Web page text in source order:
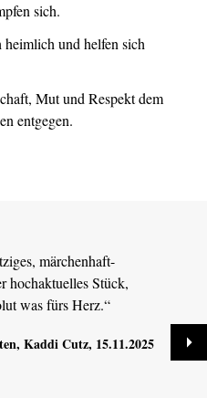
sich.
und helfen sich
Mut und Respekt dem
entgegen.
märchenhaft-
hochaktuelles Stück,
was fürs Herz.“
, Kaddi Cutz, 15.11.2025